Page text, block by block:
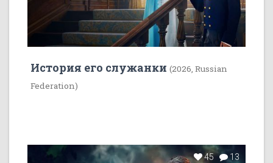
История его служанки (2026, Russian
Federation)
45 13